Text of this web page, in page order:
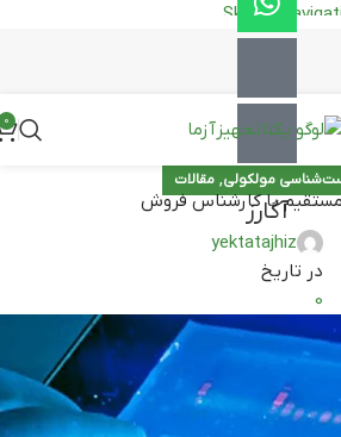
Skip to
مستقیم با کارشناس فروش
0
مولکولی, مقالات
آگارز
yektatajhiz
در تاریخ
0